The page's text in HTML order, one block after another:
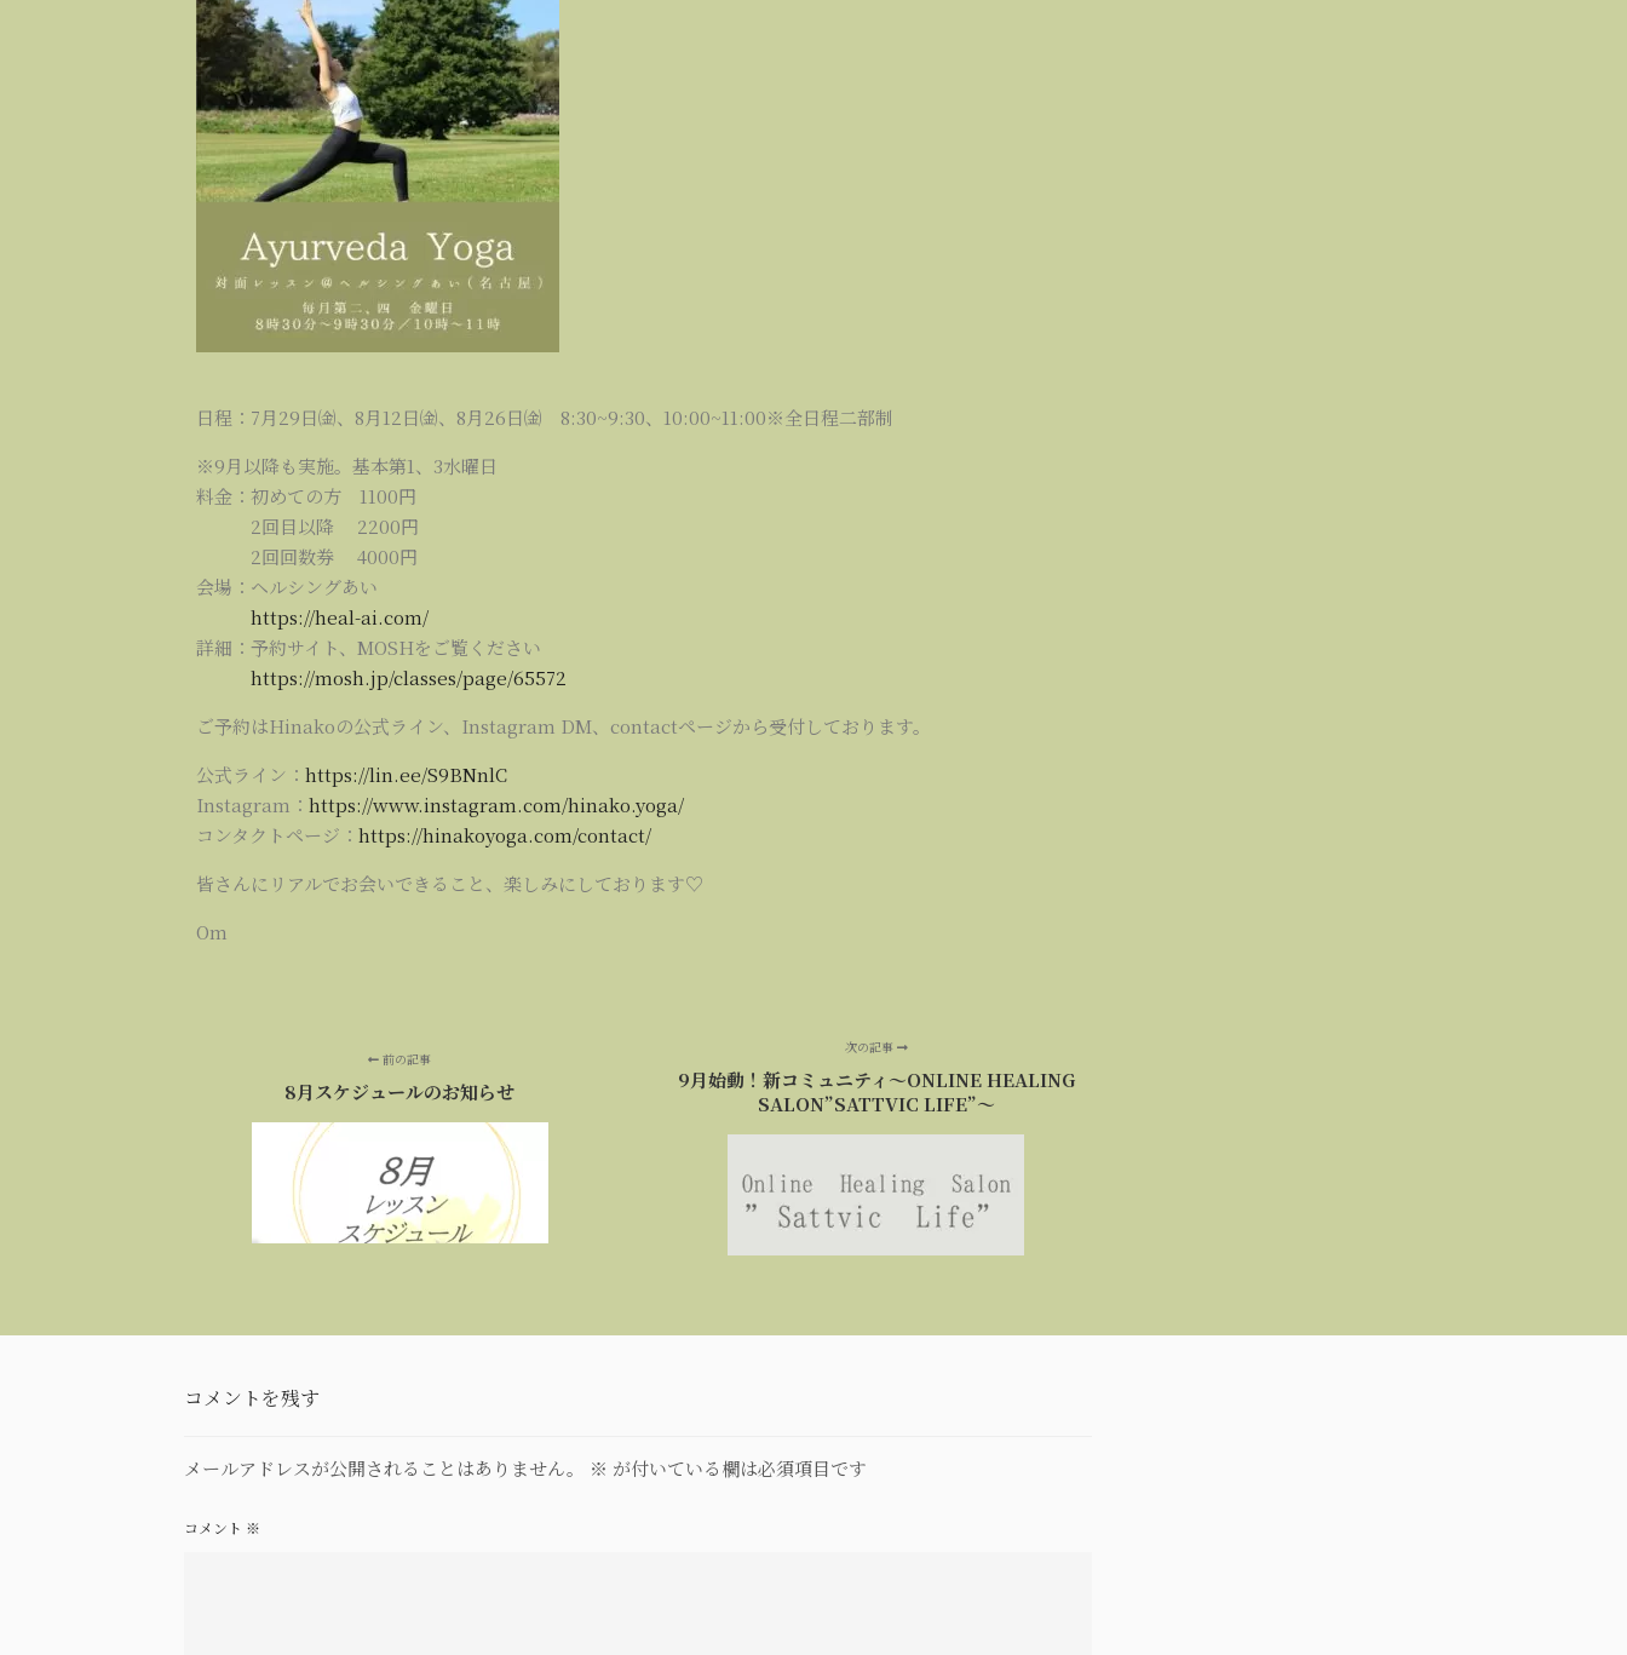
日程：7月29日㈮、8月12日㈮、8月26日㈮ 8:30~9:30、10:00~11:00※全日程二部制
※9月以降も実施。基本第1、3水曜日
料金：初めての方 1100円
2回目以降 2200円
2回回数券 4000円
会場：ヘルシングあい
https://heal-ai.com/
詳細：予約サイト、MOSHをご覧ください
https://mosh.jp/classes/page/65572
ご予約はHinakoの公式ライン、Instagram DM、contactページから受付しております。
公式ライン： https://lin.ee/S9BNnlC
Instagram： https://www.instagram.com/hinako.yoga/
コンタクトページ： https://hinakoyoga.com/contact/
皆さんにリアルでお会いできること、楽しみにしております♡
Om
前の記事
8月スケジュールのお知らせ
次の記事
9月始動！新コミュニティ～ONLINE HEALING
SALON”SATTVIC LIFE”～
コメントを残す
メールアドレスが公開されることはありません。 ※ が付いている欄は必須項目です
コメント ※